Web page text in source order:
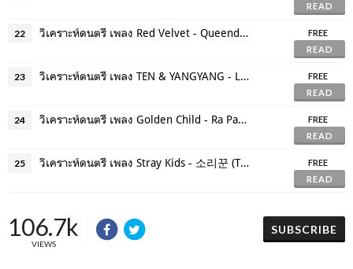
READ
22 วิเคราะห์ดนตรี เพลง Red Velvet - Queendom
FREE
READ
23 วิเคราะห์ดนตรี เพลง TEN & YANGYANG - Low Low
FREE
READ
24 วิเคราะห์ดนตรี เพลง Golden Child - Ra Pam Pam
FREE
READ
25 วิเคราะห์ดนตรี เพลง Stray Kids - 소리꾼 (Thunderous)
FREE
READ
106.7k
VIEWS
SUBSCRIBE